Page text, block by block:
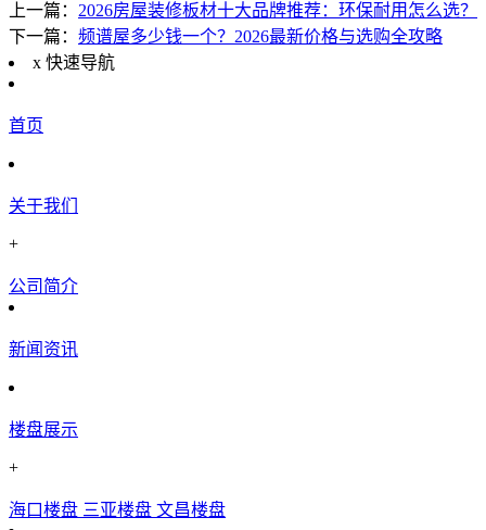
上一篇： 2026房屋装修板材十大品牌推荐：环保耐用怎么选？
下一篇： 频谱屋多少钱一个？2026最新价格与选购全攻略
x 快速导航
首页
关于我们
+
公司简介
新闻资讯
楼盘展示
+
海口楼盘 三亚楼盘 文昌楼盘